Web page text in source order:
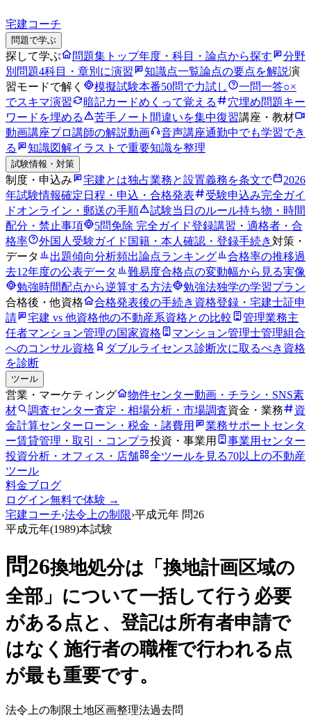
宅建コーチ
問題で学ぶ
探して学ぶ 問題集トップ年度・科目・論点から探す
分野
別問題4科目・章別に演習 知識点一覧論点の要点を解説演
習モードで解く
模擬試験本番50問で力試し 一問一答○×
でスキマ演習
暗記カードめくって覚える 穴埋め問題キー
ワードを埋める
苦手ノート 間違いを集中復習講座・教材
動画講座プロ講師の解説動画 音声講座通勤中でも学習でき
る
知識図解イラストで重要知識を整理
試験情報・対策
制度・申込み 宅建とは独占業務と設置義務を条文で
2026
年試験情報確定日程・申込・合格発表
受験申込み完全ガイ
ドオンライン・郵送の手順 試験当日のルール持ち物・時間
配分・禁止事項
5問免除 完全ガイド登録講習・適格者・合
格率
外国人受験ガイド 国籍・本人確認・登録手続き対策・
データ
出題傾向分析頻出論点ランキング 合格率の推移過
去12年度の公表データ
難易度合格点の変動幅から見る実像
勉強時間配点から逆算する方法 勉強法独学の学習プラン
合格後・他資格
合格発表後の手続き 資格登録・宅建士証申
請
宅建 vs 他資格他の不動産系資格との比較
管理業務主
任者マンション管理の国家資格 マンション管理士管理組合
へのコンサル資格
ダブルライセンス診断次に取るべき資格
を診断
ツール
営業・マーケティング 物件センター動画・チラシ・SNS素
材
調査センター査定・相場分析・市場調査資金・業務
資
金計算センター ローン・税金・諸費用
業務サポートセンタ
ー賃貸管理・取引・コンプラ投資・事業用
事業用センター
投資分析・オフィス・店舗
全ツールを見る70以上の不動産
ツール
料金ブログ
ログイン無料で体験 →
宅建コーチ›法令上の制限›平成元年 問26
平成元年(1989)本試験
問26換地処分は「換地計画区域の
全部」について一括して行う必要
がある点と、登記は所有者申請で
はなく施行者の職権で行われる点
が最も重要です。
法令上の制限土地区画整理法過去問